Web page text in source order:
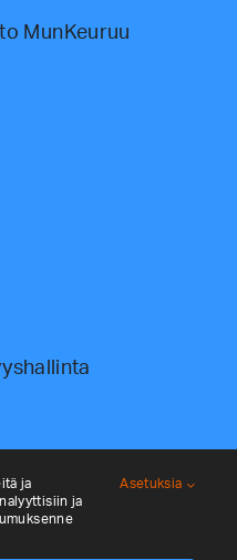
MunKeuruu
ja
ja
Asetuksia